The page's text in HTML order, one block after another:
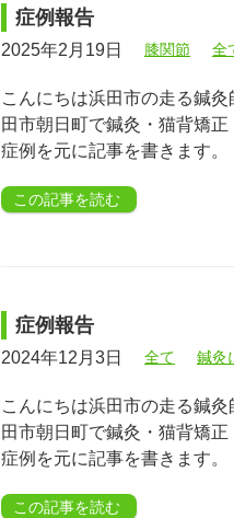
症例報告
2025年2月19日 膝関節 全
こんにちは浜田市の走る鍼
田市朝日町で鍼灸・猫背矯
症例を元に記事を書きます
この記事を読む
症例報告
2024年12月3日 全て 鍼灸
こんにちは浜田市の走る鍼
田市朝日町で鍼灸・猫背矯
症例を元に記事を書きます
この記事を読む